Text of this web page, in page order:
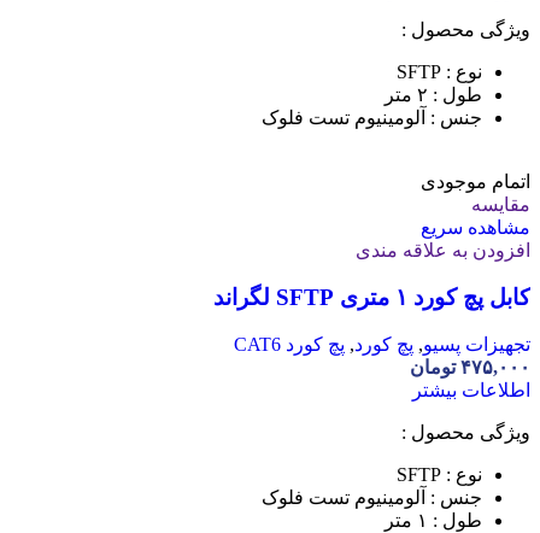
ویژگی محصول :
نوع : SFTP
طول : ۲ متر
جنس : آلومینیوم تست فلوک
اتمام موجودی
مقایسه
مشاهده سریع
افزودن به علاقه مندی
کابل پچ کورد ۱ متری SFTP لگراند
تجهیزات پسیو, پچ کورد, پچ کورد CAT6
۴۷۵,۰۰۰ تومان
اطلاعات بیشتر
ویژگی محصول :
نوع : SFTP
جنس : آلومینیوم تست فلوک
طول : ۱ متر